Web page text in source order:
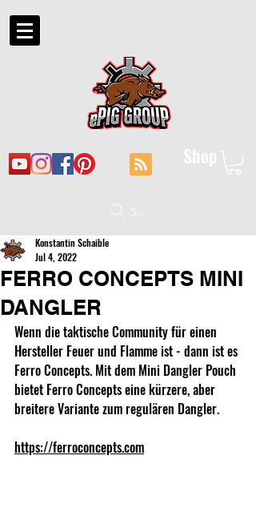
Shop
Suche
FERRO CONCEPTS MINI
DANGLER
Konstantin Schaible
Jul 4, 2022
Wenn die taktische Community für einen
Hersteller Feuer und Flamme ist - dann ist es
Ferro Concepts. Mit dem Mini Dangler Pouch
bietet Ferro Concepts eine kürzere, aber
breitere Variante zum regulären Dangler.
https://ferroconcepts.com